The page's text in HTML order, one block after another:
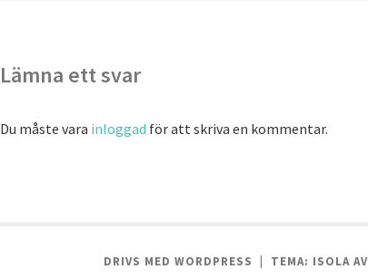
Lämna ett svar
Du måste vara inloggad för att skriva en kommentar.
DRIVS MED WORDPRESS TEMA: ISOLA AV